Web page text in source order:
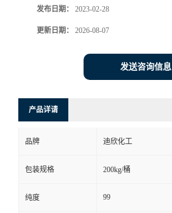
方
发布日期： 2023-02-28
更新日期： 2026-08-07
发送咨询信息
产品详请
品牌 迪欣化工
包装规格 200kg/桶
纯度 99